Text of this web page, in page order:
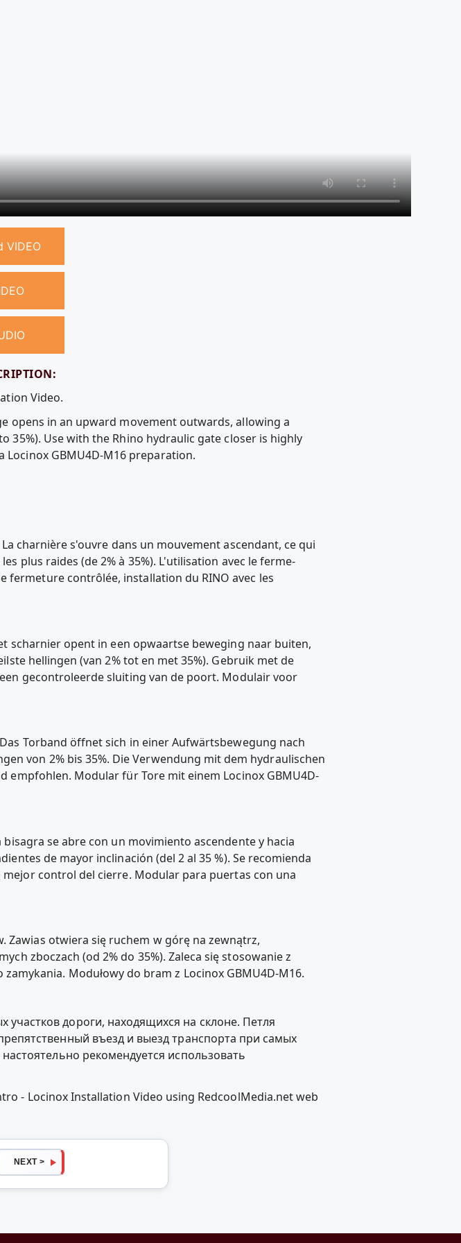
VIDEO
Video.
opens in an upward movement outwards, allowing a
35%). Use with the Rhino hydraulic gate closer is highly
GBMU4D-M16 preparation.
charnière s'ouvre dans un mouvement ascendant, ce qui
plus raides (de 2% à 35%). L'utilisation avec le ferme-
contrôlée, installation du RINO avec les
scharnier opent in een opwaartse beweging naar buiten,
hellingen (van 2% tot en met 35%). Gebruik met de
gecontroleerde sluiting van de poort. Modulair voor
Torband öffnet sich in einer Aufwärtsbewegung nach
von 2% bis 35%. Die Verwendung mit dem hydraulischen
Modular für Tore mit einem Locinox GBMU4D-
se abre con un movimiento ascendente y hacia
de mayor inclinación (del 2 al 35 %). Se recomienda
control del cierre. Modular para puertas con una
Zawias otwiera się ruchem w górę na zewnątrz,
zboczach (od 2% do 35%). Zaleca się stosowanie z
Modułowy do bram z Locinox GBMU4D-M16.
дороги, находящихся на склоне. Петля
въезд и выезд транспорта при самых
рекомендуется использовать
- Locinox Installation Video using RedcoolMedia.net web
NEXT >